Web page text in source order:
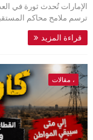
الإمارات تُحدث ثورة في
ترسم ملامح محاكم
قراءة المزيد
، مقالات